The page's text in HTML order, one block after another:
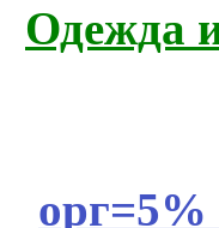
Одежда